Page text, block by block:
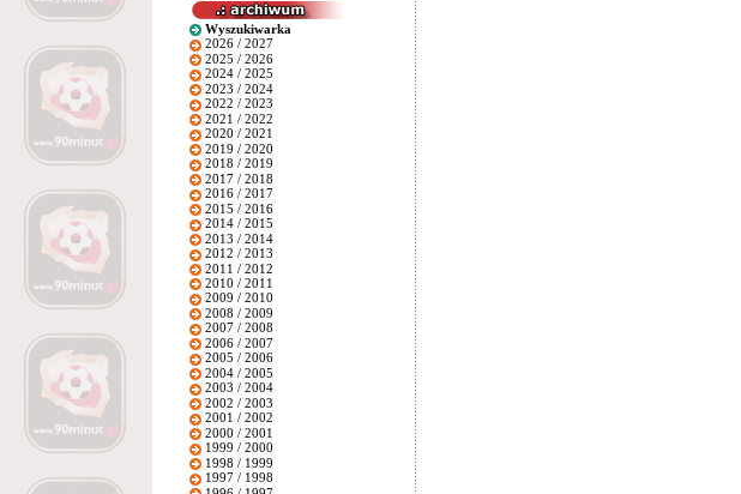
Wyszukiwarka
2026 / 2027
2025 / 2026
2024 / 2025
2023 / 2024
2022 / 2023
2021 / 2022
2020 / 2021
2019 / 2020
2018 / 2019
2017 / 2018
2016 / 2017
2015 / 2016
2014 / 2015
2013 / 2014
2012 / 2013
2011 / 2012
2010 / 2011
2009 / 2010
2008 / 2009
2007 / 2008
2006 / 2007
2005 / 2006
2004 / 2005
2003 / 2004
2002 / 2003
2001 / 2002
2000 / 2001
1999 / 2000
1998 / 1999
1997 / 1998